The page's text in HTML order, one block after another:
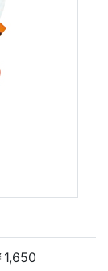
1,650